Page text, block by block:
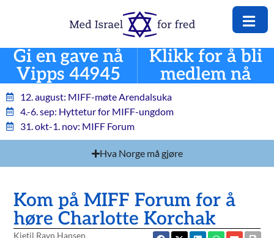
Gi en gave nå
Vipps 44945
Klikk for å bli
medlem nå
12. august: MIFF-møte Arendalsuka
4.-6. sep: Hyttetur for MIFF-ungdom
31. okt-1. nov: MIFF Forum
Hva Norge må gjøre
Kom på MIFF Forum for å
høre Charlotte Korchak
Kjetil Ravn Hansen